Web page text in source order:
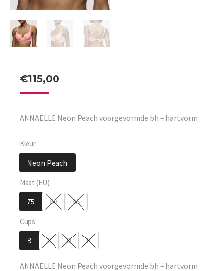
€115,00
ANNAELLE Neon Peach voorgevormde bh – hartvorm
Kleur
Neon Peach
Maat (EU)
75 80 85
Cups
B C D E
ANNAELLE Neon Peach voorgevormde bh – hartvorm